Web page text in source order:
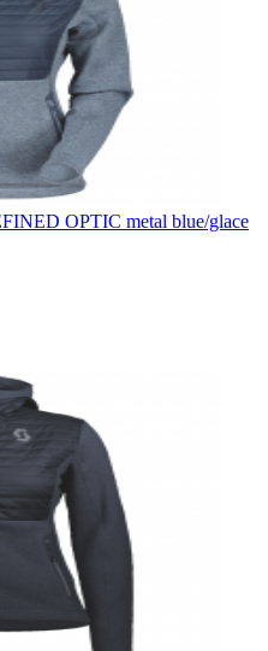
OPTIC metal blue/glace